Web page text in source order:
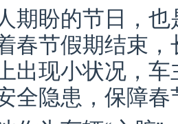
期盼的节日，也
春节假期结束，
出现小状况，
全隐患，保障